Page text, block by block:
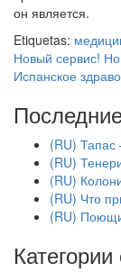
он является.
Etiquetas:
Новый сервис!
Испанское
(RU) Тапас
(RU)
(RU)
(RU) Что
(RU)
Категории